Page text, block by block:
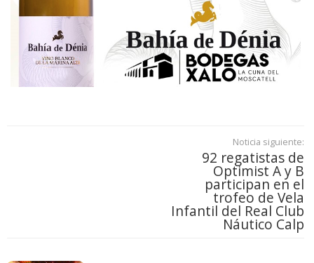
Noticia siguiente:
92 regatistas de
Optimist A y B
participan en el
trofeo de Vela
Infantil del Real Club
Náutico Calp